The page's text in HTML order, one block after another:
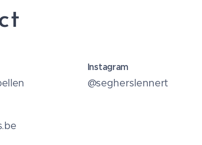
Instagram
@segherslennert